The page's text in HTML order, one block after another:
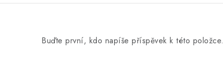
Buďte první, kdo napíše příspěvek k této položce.